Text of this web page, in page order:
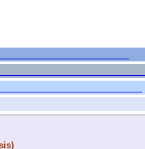
- Aves
Anseriformes
- Anatidae